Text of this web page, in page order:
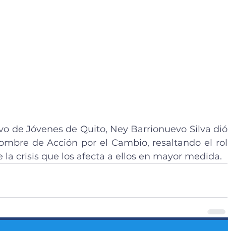
de Jóvenes de Quito, Ney Barrionuevo Silva dió
de Acción por el Cambio, resaltando el rol
la crisis que los afecta a ellos en mayor medida.